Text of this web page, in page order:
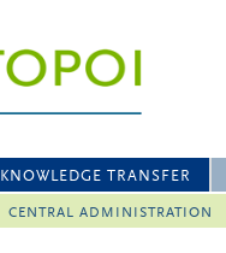
KNOWLEDGE TRANSFER
CENTRAL ADMINISTRATION